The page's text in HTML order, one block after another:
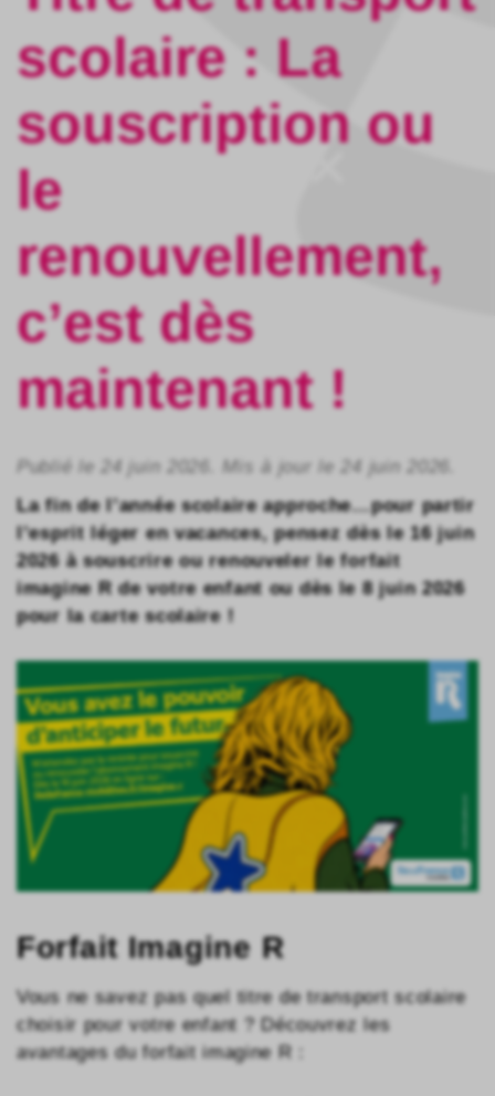
scolaire : La
souscription ou
le
renouvellement,
c’est dès
maintenant ! ​
Publié le 24 juin 2026. Mis à jour le 24 juin 2026.
La fin de l’année scolaire approche…pour partir
l’esprit léger en vacances, pensez dès le 16 juin
2026 à souscrire ou renouveler le forfait
imagine R de votre enfant ou dès le 8 juin 2026
pour la carte scolaire !
Forfait Imagine R
Vous ne savez pas quel titre de transport scolaire
choisir pour votre enfant ? Découvrez les
avantages du forfait imagine R : ​